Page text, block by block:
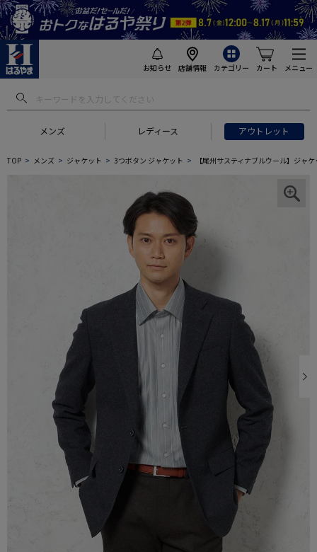
お知らせ 店舗情報 カテゴリー カート メニュー
メンズ レディース アウトレット
TOP メンズ ジャケット 3つボタン ジャケット 【尾州サスティナブルウール】ジャ